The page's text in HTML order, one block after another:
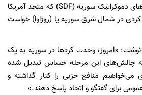
مظلوم عبدی، فرمانده نیروهای دموکراتیک سوریه (SDF) که متحد آمریکا
در شمال شرق سوریه یا (روژاوا) خواست
عبدی در شبکه اجتماعی X نوشت: «امروز، وحدت کردها در سوریه به یک
چالش‌های این مرحله حساس تبدیل شده
می‌خواهیم منافع حزبی را کنار گذاشته و
برای گفتگو و اتحاد پاسخ دهند.»